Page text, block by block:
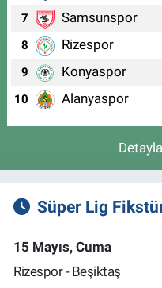
7 Samsunspor
8 Rizespor
9 Konyaspor
10 Alanyaspor
Süper Lig
15 Mayıs, Cuma
Rizespor - Beşiktaş